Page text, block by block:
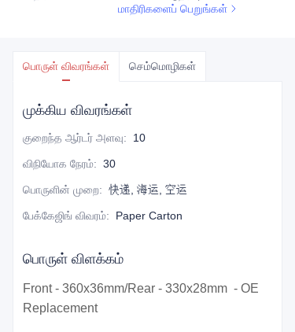
மாதிரிகளைப் பெறுங்கள்
பொருள் விவரங்கள் செம்மொழிகள்
முக்கிய விவரங்கள்
குறைந்த ஆர்டர் அளவு: 10
விநியோக நேரம்: 30
பொருளின் முறை: 快递, 海运, 空运
பேக்கேஜிங் விவரம்: Paper Carton
பொருள் விளக்கம்
Front - 360x36mm/Rear - 330x28mm - OE
Replacement